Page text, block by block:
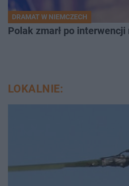
DRAMAT W NIEMCZECH
Polak zmarł po
LOKALNIE: